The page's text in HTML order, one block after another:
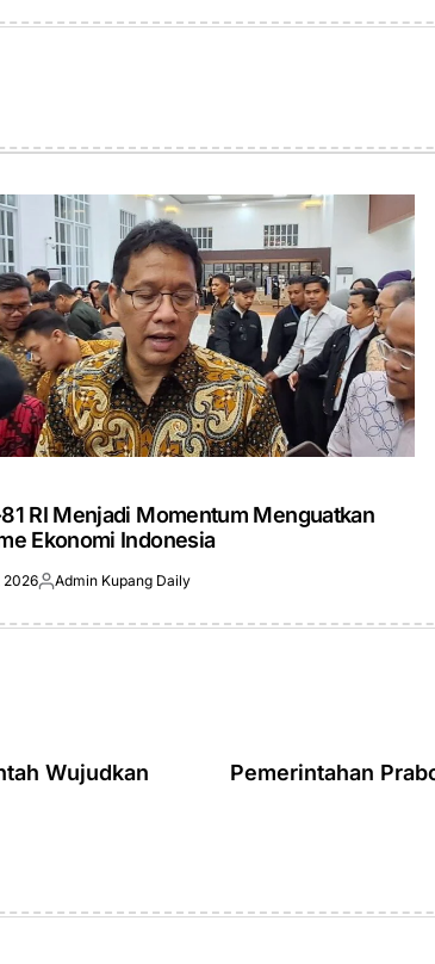
RI Menjadi Momentum Menguatkan
Ekonomi Indonesia
2026Posted
Admin Kupang Daily
Wujudkan
Pemerintahan